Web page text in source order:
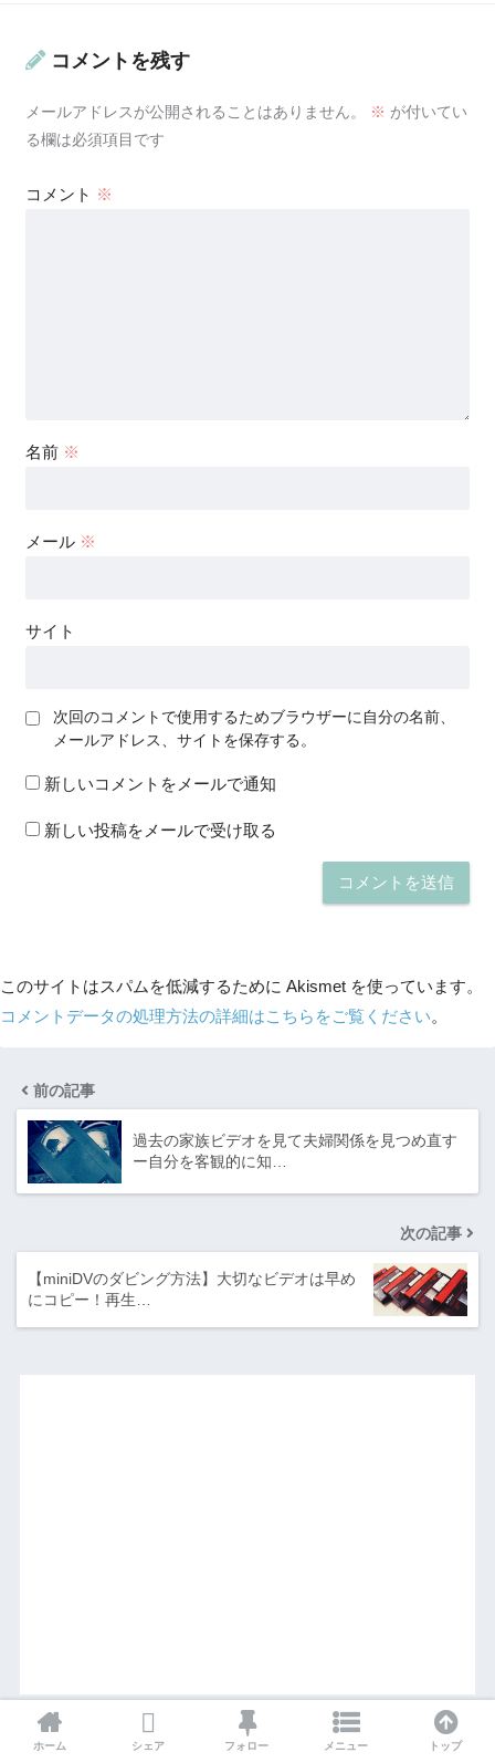
コメントを残す
メールアドレスが公開されることはありません。 ※ が付いてい
る欄は必須項目です
コメント ※
名前 ※
メール ※
サイト
次回のコメントで使用するためブラウザーに自分の名前、
メールアドレス、サイトを保存する。
新しいコメントをメールで通知
新しい投稿をメールで受け取る
このサイトはスパムを低減するために Akismet を使っています。
コメントデータの処理方法の詳細はこちらをご覧ください。
前の記事
過去の家族ビデオを見て夫婦関係を見つめ直す
ー自分を客観的に知…
次の記事
【miniDVのダビング方法】大切なビデオは早め
にコピー！再生…
ホーム シェア フォロー メニュー トップ